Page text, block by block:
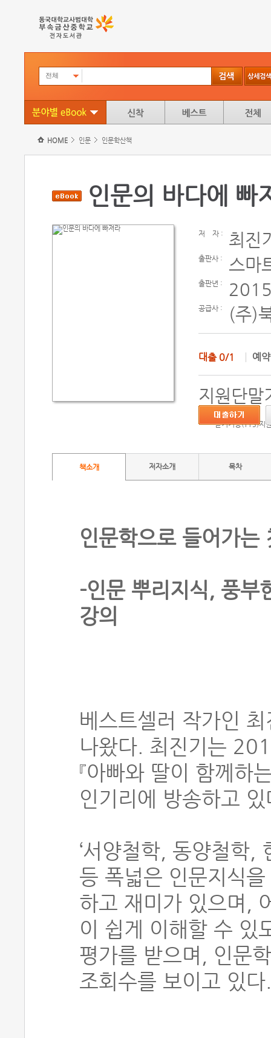
전체
HOME 인문 인문학산책
인문의 바다에 빠
저 자 : 최진
출판사 : 스마
출판년 :
공급사 : (주)
대출 0/1 예
지원단말
듣기기능(TTS)지
책소개 저자소개 목차
인문학으로 들어가는
-인문 뿌리지식, 풍부
강의
베스트셀러 작가인
나왔다. 최진기는
『아빠와 딸이 함께하
인기리에 방송하고 있
‘서양철학, 동양철학,
등 폭넓은 인문지식
하고 재미가 있으며,
이 쉽게 이해할 수 있
평가를 받으며, 인문
조회수를 보이고 있다.